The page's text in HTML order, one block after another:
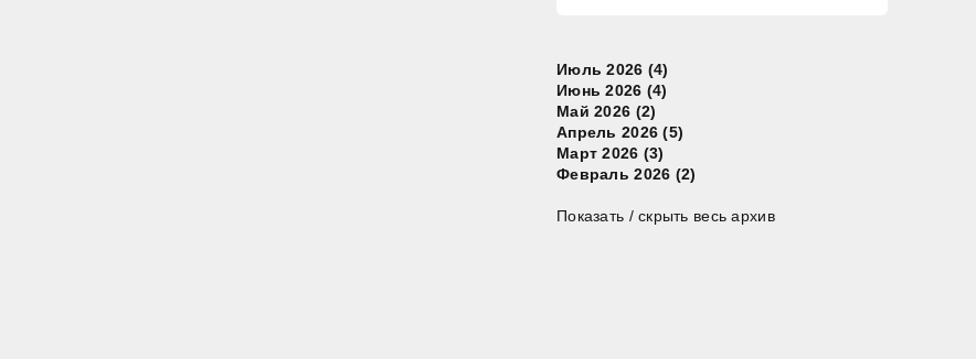
Июль 2026 (4)
Июнь 2026 (4)
Май 2026 (2)
Апрель 2026 (5)
Март 2026 (3)
Февраль 2026 (2)
Показать / скрыть весь архив